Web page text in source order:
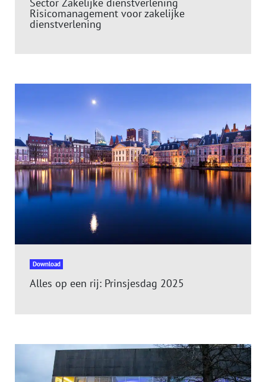
Sector Zakelijke dienstverlening
Risicomanagement voor zakelijke
dienstverlening
Download
Alles op een rij: Prinsjesdag 2025